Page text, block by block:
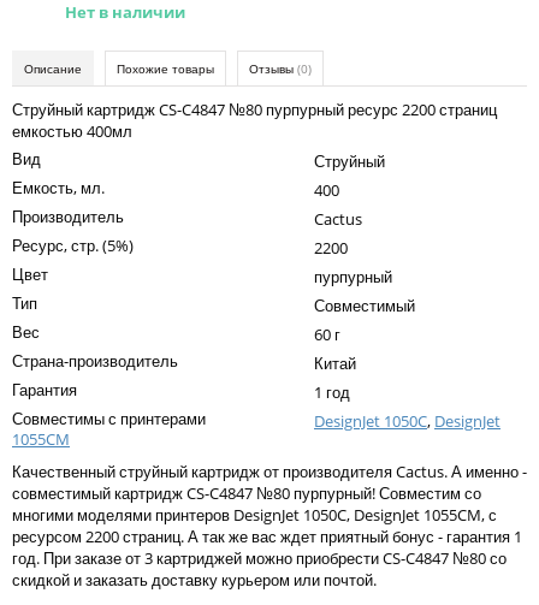
IBM
Kodak
Konica Minolta
Lexmark
OKI
Samsung
Sharp
Toshiba
Xerox
Для франкировальной машины
Ленточные картриджи
Нет в наличии
Описание Похожие товары Отзывы (0)
Струйный картридж CS-C4847 №80 пурпурный ресурс 2200 страниц
емкостью 400мл
Вид
Струйный
Емкость, мл.
400
Производитель
Cactus
Ресурс, стр. (5%)
2200
Цвет
пурпурный
Тип
Совместимый
Вес
60 г
Страна-производитель
Китай
Гарантия
1 год
Совместимы с принтерами
DesignJet 1050C, DesignJet
1055CM
Качественный струйный картридж от производителя Cactus. А именно -
совместимый картридж CS-C4847 №80 пурпурный! Совместим со
многими моделями принтеров DesignJet 1050C, DesignJet 1055CM, с
ресурсом 2200 страниц. А так же вас ждет приятный бонус - гарантия 1
год. При заказе от 3 картриджей можно приобрести CS-C4847 №80 со
скидкой и заказать доставку курьером или почтой.